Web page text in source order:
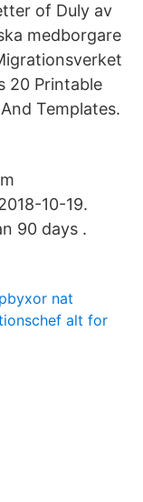
of Duly av
medborgare
20 Printable
Templates.
10-19.
90 days .
nat
alt for